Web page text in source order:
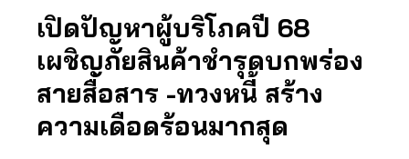
เปิดปัญหาผู้บริโภคปี 68
เผชิญภัยสินค้าชำรุดบกพร่อง
สายสื่อสาร -ทวงหนี้ สร้าง
ความเดือดร้อนมากสุด